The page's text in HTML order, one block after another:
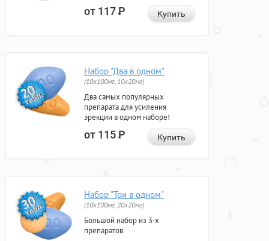
от 117Р Купить
Набор "Два в одном"
(10x100мг, 10x20мг)
Два самых популярных
препарата для усиления
эрекции в одном наборе!
от 115Р Купить
Набор "Три в одном"
(10x100мг, 20x20мг)
Большой набор из 3-х
препаратов.